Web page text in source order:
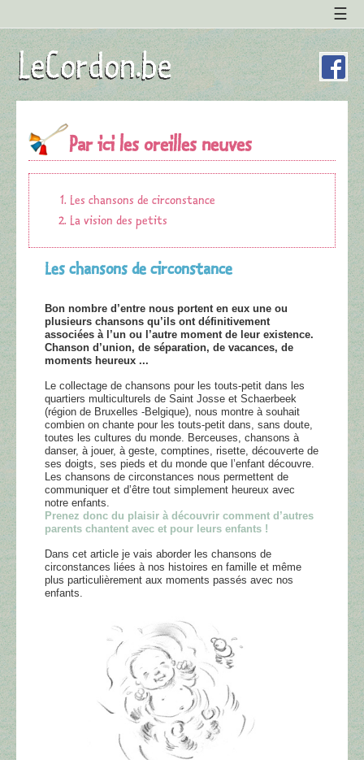
Par ici les oreilles neuves
Les chansons de circonstance
La vision des petits
Les chansons de circonstance
Bon nombre d’entre nous portent en eux une ou
plusieurs chansons qu’ils ont définitivement
associées à l’un ou l’autre moment de leur existence.
Chanson d’union, de séparation, de vacances, de
moments heureux ...
Le collectage de chansons pour les touts-petit dans les
quartiers multiculturels de Saint Josse et Schaerbeek
(région de Bruxelles -Belgique), nous montre à souhait
combien on chante pour les touts-petit dans, sans doute,
toutes les cultures du monde. Berceuses, chansons à
danser, à jouer, à geste, comptines, risette, découverte de
ses doigts, ses pieds et du monde que l’enfant découvre.
Les chansons de circonstances nous permettent de
communiquer et d’être tout simplement heureux avec
notre enfants.
Prenez donc du plaisir à découvrir comment d’autres
parents chantent avec et pour leurs enfants !
Dans cet article je vais aborder les chansons de
circonstances liées à nos histoires en famille et même
plus particulièrement aux moments passés avec nos
enfants.